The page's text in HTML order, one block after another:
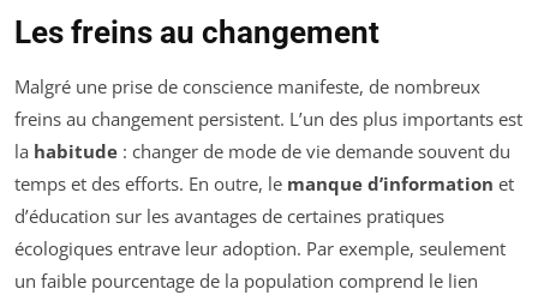
Les freins au changement
Malgré une prise de conscience manifeste, de nombreux
freins au changement persistent. L’un des plus importants est
la habitude : changer de mode de vie demande souvent du
temps et des efforts. En outre, le manque d’information et
d’éducation sur les avantages de certaines pratiques
écologiques entrave leur adoption. Par exemple, seulement
un faible pourcentage de la population comprend le lien